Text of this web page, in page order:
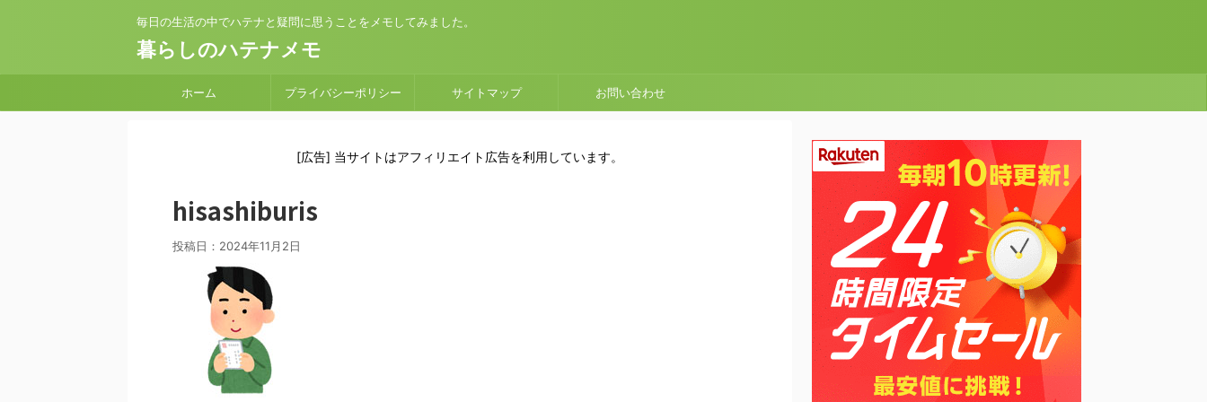
毎日の生活の中でハテナと疑問に思うことをメモしてみました。
暮らしのハテナメモ
ホーム プライバシーポリシー サイトマップ お問い合わせ
[広告] 当サイトはアフィリエイト広告を利用しています。
hisashiburis
投稿日： 2024年11月2日